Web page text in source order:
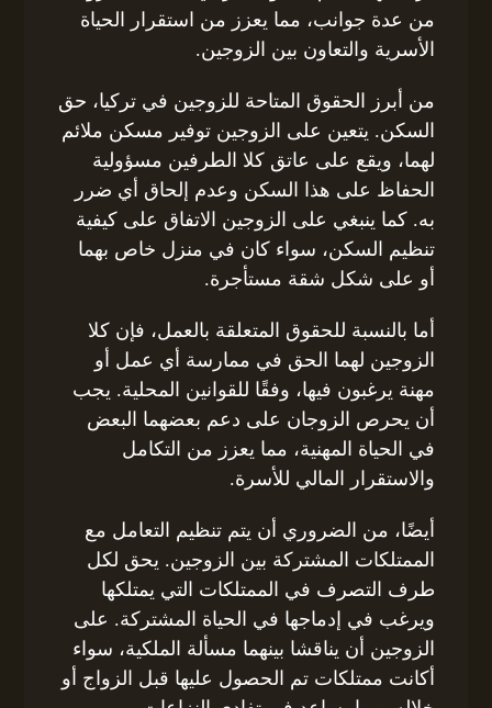
من عدة جوانب، مما يعزز من استقرار الحياة
الأسرية والتعاون بين الزوجين.
من أبرز الحقوق المتاحة للزوجين في تركيا، حق
السكن. يتعين على الزوجين توفير مسكن ملائم
لهما، ويقع على عاتق كلا الطرفين مسؤولية
الحفاظ على هذا السكن وعدم إلحاق أي ضرر
به. كما ينبغي على الزوجين الاتفاق على كيفية
تنظيم السكن، سواء كان في منزل خاص بهما
أو على شكل شقة مستأجرة.
أما بالنسبة للحقوق المتعلقة بالعمل، فإن كلا
الزوجين لهما الحق في ممارسة أي عمل أو
مهنة يرغبون فيها، وفقًا للقوانين المحلية. يجب
أن يحرص الزوجان على دعم بعضهما البعض
في الحياة المهنية، مما يعزز من التكامل
والاستقرار المالي للأسرة.
أيضًا، من الضروري أن يتم تنظيم التعامل مع
الممتلكات المشتركة بين الزوجين. يحق لكل
طرف التصرف في الممتلكات التي يمتلكها
ويرغب في إدماجها في الحياة المشتركة. على
الزوجين أن يناقشا بينهما مسألة الملكية، سواء
أكانت ممتلكات تم الحصول عليها قبل الزواج أو